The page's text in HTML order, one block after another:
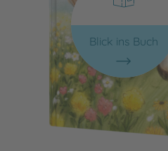
Blick ins Buch